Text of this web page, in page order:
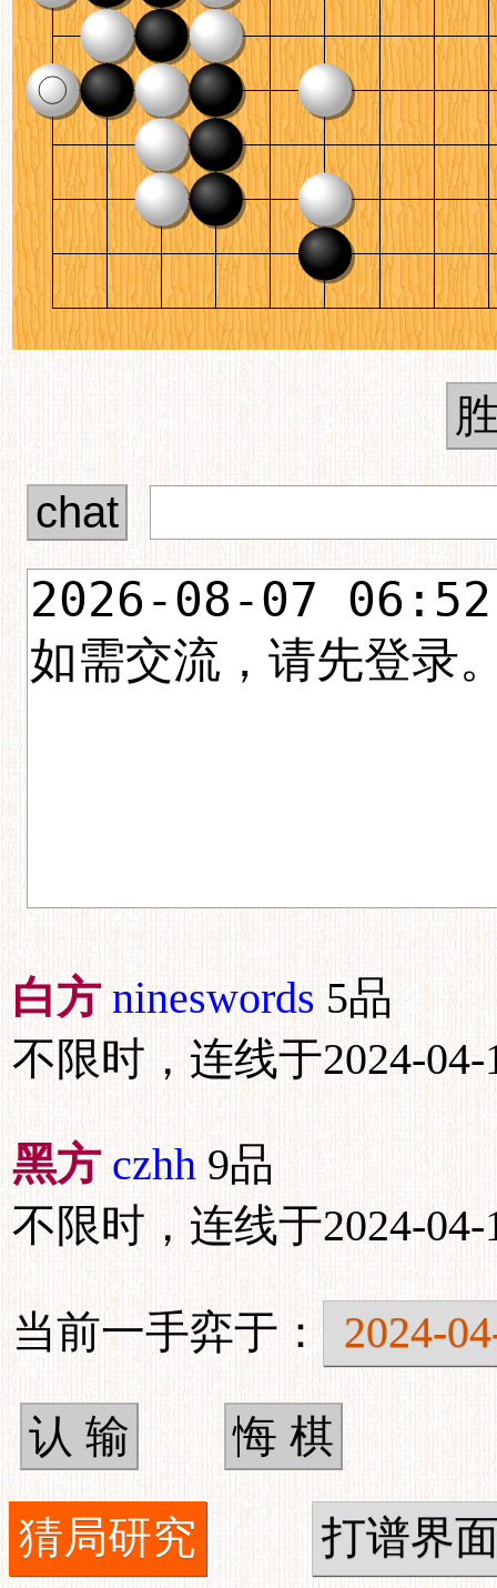
白方 nineswords5品
不限时，连线于2024-04-
黑方 czhh9品
不限时，连线于2024-04-
当前一手弈于： 2024-
猜局研究 打谱界